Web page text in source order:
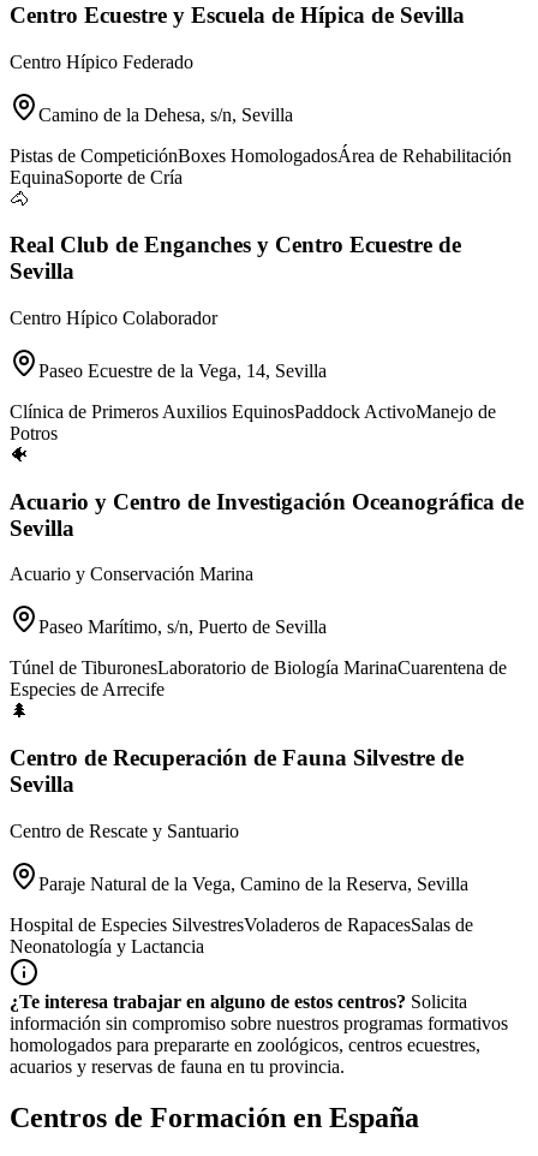
Centro Ecuestre y Escuela de Hípica de Sevilla
Centro Hípico Federado
Camino de la Dehesa, s/n, Sevilla
Pistas de CompeticiónBoxes HomologadosÁrea de Rehabilitación
EquinaSoporte de Cría
🐴
Real Club de Enganches y Centro Ecuestre de
Sevilla
Centro Hípico Colaborador
Paseo Ecuestre de la Vega, 14, Sevilla
Clínica de Primeros Auxilios EquinosPaddock ActivoManejo de
Potros
🐠
Acuario y Centro de Investigación Oceanográfica de
Sevilla
Acuario y Conservación Marina
Paseo Marítimo, s/n, Puerto de Sevilla
Túnel de TiburonesLaboratorio de Biología MarinaCuarentena de
Especies de Arrecife
🌲
Centro de Recuperación de Fauna Silvestre de
Sevilla
Centro de Rescate y Santuario
Paraje Natural de la Vega, Camino de la Reserva, Sevilla
Hospital de Especies SilvestresVoladeros de RapacesSalas de
Neonatología y Lactancia
¿Te interesa trabajar en alguno de estos centros? Solicita
información sin compromiso sobre nuestros programas formativos
homologados para prepararte en zoológicos, centros ecuestres,
acuarios y reservas de fauna en tu provincia.
Centros de Formación en España